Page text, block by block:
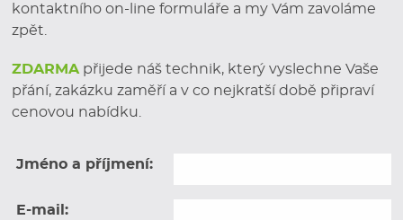
kontaktního on-line formuláře a my Vám zavoláme
zpět.
ZDARMA přijede náš technik, který vyslechne Vaše
přání, zakázku zaměří a v co nejkratší době připraví
cenovou nabídku.
Jméno a příjmení:
E-mail: